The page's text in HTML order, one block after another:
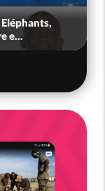
e...